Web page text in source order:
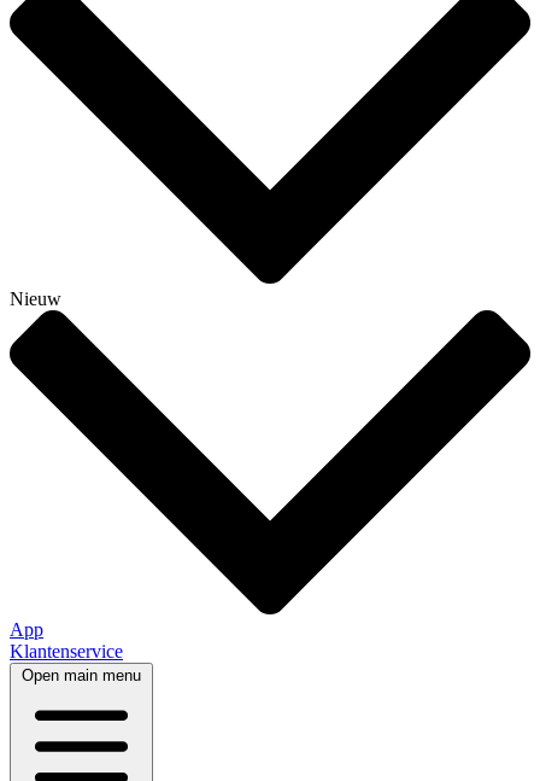
Nieuw
App
Klantenservice
Open main menu